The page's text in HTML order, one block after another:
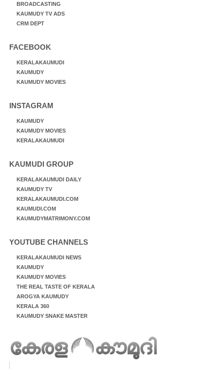
BROADCASTING
KAUMUDY TV ADS
CRM DEPT
FACEBOOK
KERALAKAUMUDI
KAUMUDY
KAUMUDY MOVIES
INSTAGRAM
KAUMUDY
KAUMUDY MOVIES
KERALAKAUMUDI
KAUMUDI GROUP
KERALAKAUMUDI DAILY
KAUMUDY TV
KERALAKAUMUDI.COM
KAUMUDI.COM
KAUMUDYMATRIMONY.COM
YOUTUBE CHANNELS
KERALAKAUMUDI NEWS
KAUMUDY
KAUMUDY MOVIES
THE REAL TASTE OF KERALA
AROGYA KAUMUDY
KERALA 360
KAUMUDY SNAKE MASTER